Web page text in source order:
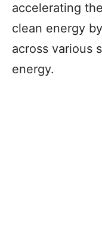
accelerating
clean energy
across various
energy.